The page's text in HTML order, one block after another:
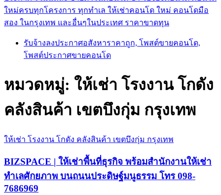
ใหม่ครบทุกโครงการ ทุกทำเล ให้เช่าคอนโด ใหม่ คอนโดมือ
สอง ในกรุงเทพ และอื่นๆในประเทศ ราคาขาดทุน
รับจ้างลงประกาศอสังหาราคาถูก, โพสต์ขายคอนโด,
โพสต์ประกาศขายคอนโด
หมวดหมู่: ให้เช่า โรงงาน โกดัง
คลังสินค้า เขตบึงกุ่ม กรุงเทพ
ให้เช่า โรงงาน โกดัง คลังสินค้า เขตบึงกุ่ม กรุงเทพ
BIZSPACE | ให้เช่าพื้นที่ธุรกิจ พร้อมสำนักงานให้เช่า
ทำเลศักยภาพ บนถนนประดิษฐ์มนูธรรม โทร 098-
7686969